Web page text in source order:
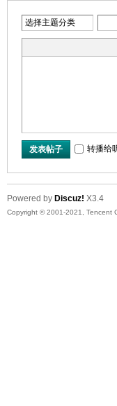
选择主题分类
发表帖子 转播给
Powered by Discuz! X3.4
Copyright © 2001-2021, Tencent